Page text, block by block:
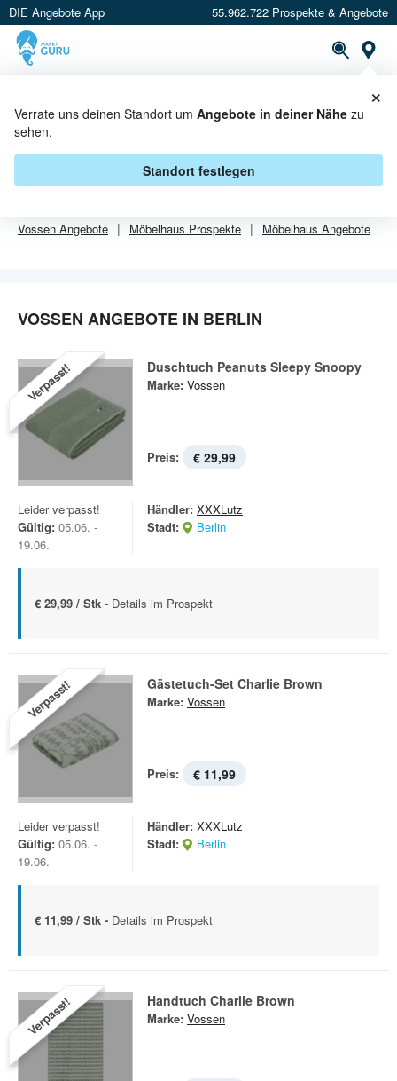
DIE Angebote App 55.962.722 Prospekte & Angebote
Verrate uns deinen Standort um Angebote in deiner Nähe zu
sehen.
Standort festlegen
×
VOSSEN ANGEBOTE IN BERLIN
VonVossensind in Berlin leider alle Angebebote abgelaufen.
Vossen Angebote Möbelhaus Prospekte Möbelhaus Angebote
VOSSEN ANGEBOTE IN BERLIN
Verpasst! Duschtuch Peanuts Sleepy Snoopy
Marke: Vossen
Preis: € 29,99
Leider verpasst!
Gültig: 05.06. -
19.06.
Händler: XXXLutz
Stadt:
Berlin
€ 29,99 / Stk - Details im Prospekt
Verpasst! Gästetuch-Set Charlie Brown
Marke: Vossen
Preis: € 11,99
Leider verpasst!
Gültig: 05.06. -
19.06.
Händler: XXXLutz
Stadt:
Berlin
€ 11,99 / Stk - Details im Prospekt
Verpasst! Handtuch Charlie Brown
Marke: Vossen